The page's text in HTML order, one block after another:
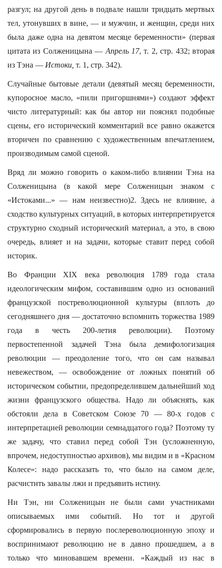
разгул; на другой день в подвале нашли тридцать мертвых
тел, утонувших в вине, — и мужчин, и женщин, среди них
была даже одна на девятом месяце беременности» (первая
цитата из Солженицына — Апрель 17, т. 2, стр. 432; вторая
из Тэна — Истоки, т. 1, стр. 342).
Случайные бытовые детали (девятый месяц беременности,
купоросное масло, «пили пригоршнями») создают эффект
чисто литературный: как бы автор ни пояснял подобные
сцены, его исторический комментарий все равно окажется
вторичен по сравнению с художественным впечатлением,
производимым самой сценой.
Вряд ли можно говорить о каком-либо влиянии Тэна на
Солженицына (в какой мере Солженицын знаком с
«Истоками...» — нам неизвестно)2. Здесь не влияние, а
сходство культурных ситуаций, в которых интерпретируется
структурно сходный исторический материал, а это, в свою
очередь, влияет и на задачи, которые ставит перед собой
историк.
Во Франции XIX века революция 1789 года стала
идеологическим мифом, составившим одно из оснований
французской постреволюционной культуры (вплоть до
сегодняшнего дня — достаточно вспомнить торжества 1989
года в честь 200-летия революции). Поэтому
первостепенной задачей Тэна была демифологизация
революции — преодоление того, что он сам называл
невежеством, — освобождение от ложных понятий об
историческом событии, предопределившем дальнейший ход
жизни французского общества. Надо ли объяснять, как
обстояли дела в Советском Союзе 70 — 80-х годов с
интерпретацией революции семнадцатого года? Поэтому ту
же задачу, что ставил перед собой Тэн (усложненную,
впрочем, недоступностью архивов), мы видим и в «Красном
Колесе»: надо рассказать то, что было на самом деле,
расчистить завалы лжи и предъявить истину.
Ни Тэн, ни Солженицын не были сами участниками
описываемых ими событий. Но тот и другой
сформировались в первую послереволюционную эпоху и
воспринимают революцию не в давно прошедшем, а в
только что миновавшем времени. «Каждый из нас в